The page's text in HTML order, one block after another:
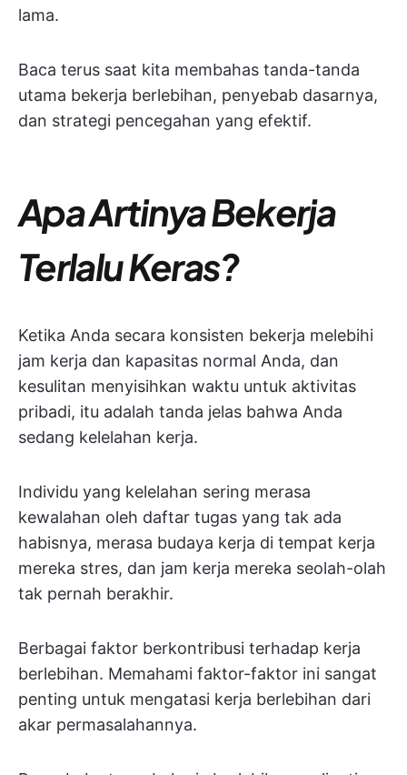
lama.
Baca terus saat kita membahas tanda-tanda
utama bekerja berlebihan, penyebab dasarnya,
dan strategi pencegahan yang efektif.
Apa Artinya Bekerja
Terlalu Keras?
Ketika Anda secara konsisten bekerja melebihi
jam kerja dan kapasitas normal Anda, dan
kesulitan menyisihkan waktu untuk aktivitas
pribadi, itu adalah tanda jelas bahwa Anda
sedang kelelahan kerja.
Individu yang kelelahan sering merasa
kewalahan oleh daftar tugas yang tak ada
habisnya, merasa budaya kerja di tempat kerja
mereka stres, dan jam kerja mereka seolah-olah
tak pernah berakhir.
Berbagai faktor berkontribusi terhadap kerja
berlebihan. Memahami faktor-faktor ini sangat
penting untuk mengatasi kerja berlebihan dari
akar permasalahannya.